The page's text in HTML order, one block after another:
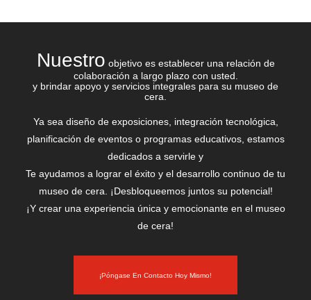
Nuestro objetivo es establecer una relación de
colaboración a largo plazo con usted.
y brindar apoyo y servicios integrales para su museo de
cera.
Ya sea diseño de exposiciones, integración tecnológica,
planificación de eventos o programas educativos, estamos
dedicados a servirle y
Te ayudamos a lograr el éxito y el desarrollo continuo de tu
museo de cera. ¡Desbloqueemos juntos su potencial!
¡Y crear una experiencia única y emocionante en el museo
de cera!
¡Póngase En Contacto Hoy Mismo!